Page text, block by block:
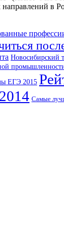
в
Новосибирский
ЕГЭ 2015
Самые